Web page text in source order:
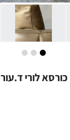
כורסא לורי ד.עור